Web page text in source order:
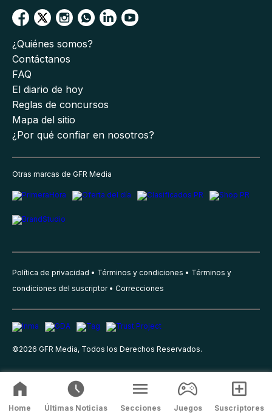
¿Quiénes somos?
Contáctanos
FAQ
El diario de hoy
Reglas de concursos
Mapa del sitio
¿Por qué confiar en nosotros?
Otras marcas de GFR Media
Política de privacidad Términos y condiciones
Términos y
condiciones del suscriptor
Correcciones
©2026 GFR Media, Todos los Derechos Reservados.
Home Últimas Noticias Secciones Juegos Suscriptores